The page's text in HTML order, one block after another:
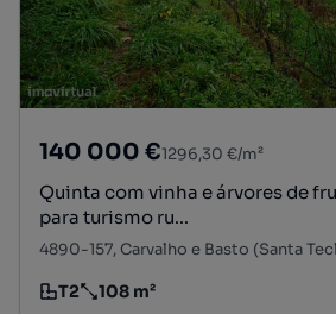
140 000 €1296,30 €/m²
Quinta com vinha e árvores de
para turismo ru...
Tipologia
T2
Preço por metro quadrado
108 m²